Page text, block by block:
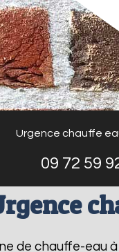
Urgence chauffe
09 72 59
de chauffe-eau à